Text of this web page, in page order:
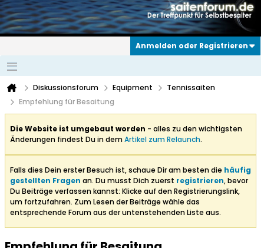
Anmelden oder Registrieren
Diskussionsforum Equipment
Tennissaiten
Empfehlung für Besaitung
Die Website ist umgebaut worden - alles zu den wichtigsten
Änderungen findest Du in demArtikel zum Relaunch.
Falls dies Dein erster Besuch ist, schaue Dir am besten die häufig
gestellten Fragen an. Du musst Dich zuerst registrieren, bevor
Du Beiträge verfassen kannst: Klicke auf den Registrierungslink,
um fortzufahren. Zum Lesen der Beiträge wähle das
entsprechende Forum aus der untenstehenden Liste aus.